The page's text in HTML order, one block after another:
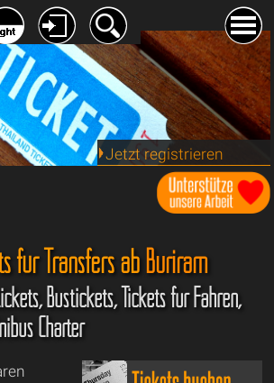
Jetzt registrieren
für Transfers abBuriram
Bustickets, Tickets für Fähren,
Charter